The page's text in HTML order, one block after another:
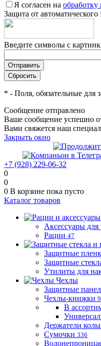
Я согласен на
Защита от автоматического
Введите символы с
* - Поля, обязательные для
Сообщение отправлено
Ваше сообщение успешно
Вами свяжется наш
Закрыть окно
+7 (928) 229-06-32
0
0
0 В корзине пока пусто
Каталог товаров
Аксессуары для
Рации 47
Защитные
Защитные
Утилиты для
Чехлы
Защитные
Чехлы-книжки
В
Держатели
Сумочки 336